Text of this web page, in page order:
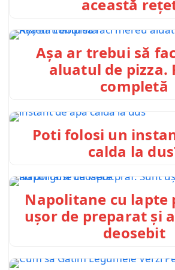
această
Așa ar trebui să
aluatul de pizza.
completă
Poti folosi un
calda la
Napolitane cu lapte
ușor de preparat și
deosebit